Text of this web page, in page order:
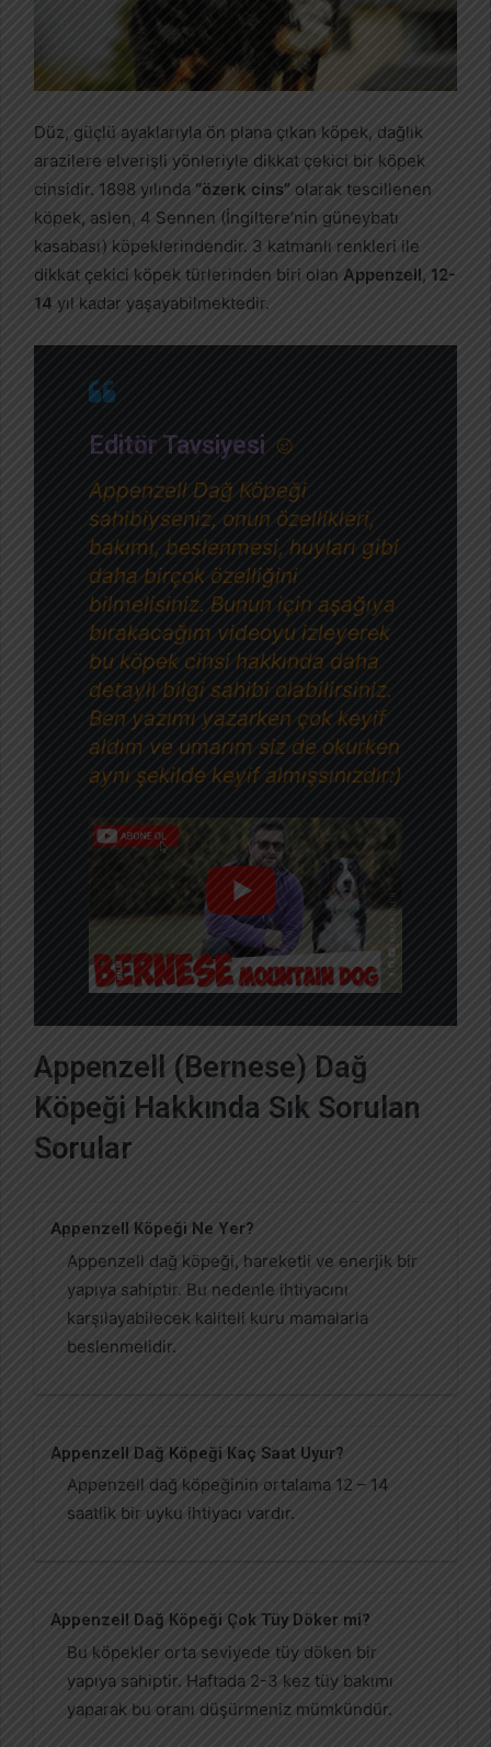
Düz, güçlü ayaklarıyla ön plana çıkan köpek, dağlık
arazilere elverişli yönleriyle dikkat çekici bir köpek
cinsidir. 1898 yılında “özerk cins” olarak tescillenen
köpek, aslen, 4 Sennen (İngiltere’nin güneybatı
kasabası) köpeklerindendir. 3 katmanlı renkleri ile
dikkat çekici köpek türlerinden biri olan Appenzell, 12-
14 yıl kadar yaşayabilmektedir.
Editör Tavsiyesi ☺
Appenzell Dağ Köpeği
sahibiyseniz, onun özellikleri,
bakımı, beslenmesi, huyları gibi
daha birçok özelliğini
bilmelisiniz. Bunun için aşağıya
bırakacağım videoyu izleyerek
bu köpek cinsi hakkında daha
detaylı bilgi sahibi olabilirsiniz.
Ben yazımı yazarken çok keyif
aldım ve umarım siz de okurken
aynı şekilde keyif almışsınızdır:)
Appenzell (Bernese) Dağ
Köpeği Hakkında Sık Sorulan
Sorular
Appenzell Köpeği Ne Yer?
Appenzell dağ köpeği, hareketli ve enerjik bir
yapıya sahiptir. Bu nedenle ihtiyacını
karşılayabilecek kaliteli kuru mamalarla
beslenmelidir.
Appenzell Dağ Köpeği Kaç Saat Uyur?
Appenzell dağ köpeğinin ortalama 12 – 14
saatlik bir uyku ihtiyacı vardır.
Appenzell Dağ Köpeği Çok Tüy Döker mi?
Bu köpekler orta seviyede tüy döken bir
yapıya sahiptir. Haftada 2-3 kez tüy bakımı
yaparak bu oranı düşürmeniz mümkündür.